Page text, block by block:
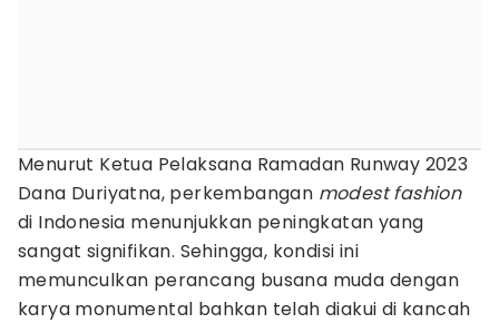
Menurut Ketua Pelaksana Ramadan Runway 2023
Dana Duriyatna, perkembangan modest fashion
di Indonesia menunjukkan peningkatan yang
sangat signifikan. Sehingga, kondisi ini
memunculkan perancang busana muda dengan
karya monumental bahkan telah diakui di kancah